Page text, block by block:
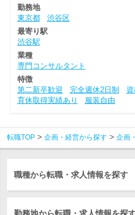
勤務地
東京都
渋谷区
最寄り駅
渋谷駅
業種
専門コンサルタント
特徴
第二新卒歓迎
完全週休2日制
育休取得実績あり
服装自由
転職TOP 企画・経営から探す 企画
職種から転職・求人情報を探す
勤務地から転職・求人情報を探